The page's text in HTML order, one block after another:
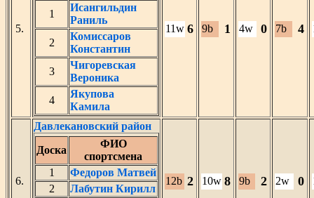
5.
1
Исангильдин
Раниль
2
Комиссаров
Константин
3
Чигоревская
Вероника
4
Якупова
Камила
11w 6 9b 1 4w 0 7b 4
6.
Давлекановский район
Доска
ФИО
спортсмена
1
Федоров Матвей
2
Лабутин Кирилл
12b 2 10w 8 9b 2 2w 0